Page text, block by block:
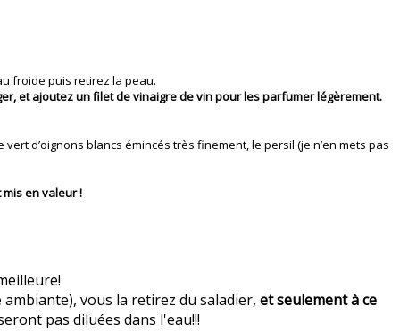
froide puis retirez la peau.
et ajoutez un filet de vinaigre de vin pour les parfumer légèrement.
d’oignons blancs émincés très finement, le persil (je n’en mets pas
en valeur !
vous la retirez du saladier, et seulement à ce
pas diluées dans l'eau!!!